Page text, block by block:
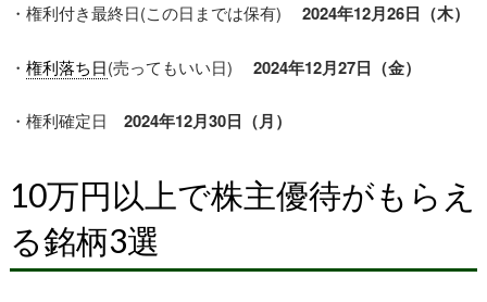
・権利付き最終日(この日までは保有) 2024年12月26日（木）
・ 権利落ち日(売ってもいい日) 2024年12月27日（金）
・権利確定日 2024年12月30日（月）
10万円以上で株主優待がもらえ
る銘柄3選